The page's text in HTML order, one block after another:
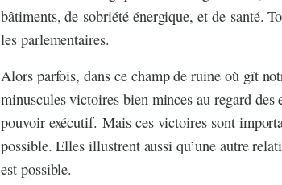
bâtiments, de sobriété énergique, et de santé.
les parlementaires.
Alors parfois, dans ce champ de ruine où gît
minuscules victoires bien minces au regard
pouvoir exécutif. Mais ces victoires sont
possible. Elles illustrent aussi qu’une autre
est possible.